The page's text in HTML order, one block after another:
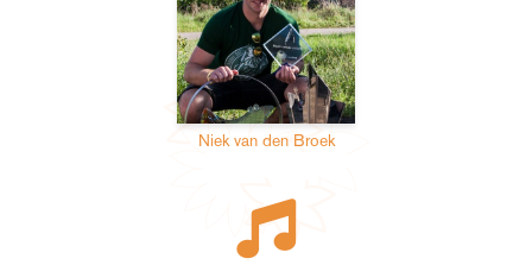
Niek van den Broek